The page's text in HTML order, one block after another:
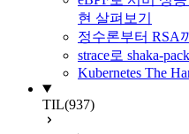
현 살펴보기
정수론부터 RSA
strace로 shaka-
Kubernetes The
TIL(937)